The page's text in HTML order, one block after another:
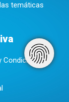
temáticas
Condiciones